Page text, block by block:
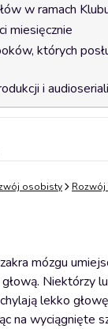
w ramach
miesięcznie
których
i audioseriali
do koszyka
osobisty
mózgu
głową. Niektórzy
lekko głowę
na wyciągnięte